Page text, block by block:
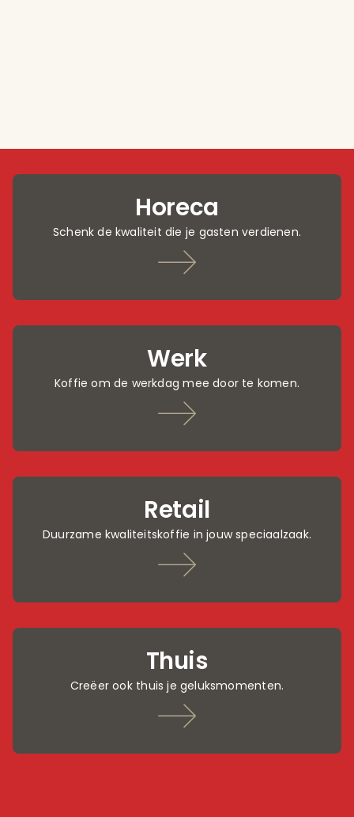
Horeca
Schenk de kwaliteit die je gasten verdienen.
Werk
Koffie om de werkdag mee door te komen.
Retail
Duurzame kwaliteitskoffie in jouw speciaalzaak.
Thuis
Creëer ook thuis je geluksmomenten.